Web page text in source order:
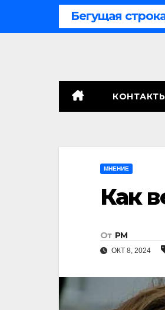
Бегущая
принимает по Грэму закон
МНЕНИЕ
Как
От РМ
ОКТ 8, 2024